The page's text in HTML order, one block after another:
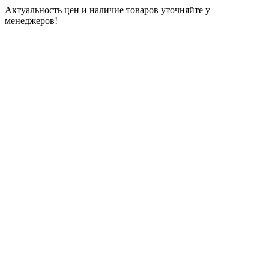
Актуальность цен и наличие товаров уточняйте у
менеджеров!